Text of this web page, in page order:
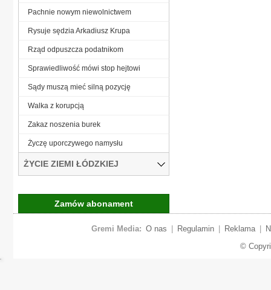
Pachnie nowym niewolnictwem
Rysuje sędzia Arkadiusz Krupa
Rząd odpuszcza podatnikom
Sprawiedliwość mówi stop hejtowi
Sądy muszą mieć silną pozycję
Walka z korupcją
Zakaz noszenia burek
Życzę uporczywego namysłu
ŻYCIE ZIEMI ŁÓDZKIEJ
Zamów abonament
Gremi Media: O nas Regulamin Reklama
©